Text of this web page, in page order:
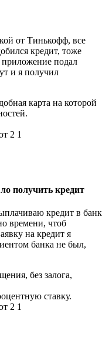
от Тинькофф, все
кредит, тоже
приложение подал
и я получил
карта на которой
2 1
получить кредит
кредит в банк
времени, чтоб
на кредит я
банка не был,
без залога,
ставку.
2 1